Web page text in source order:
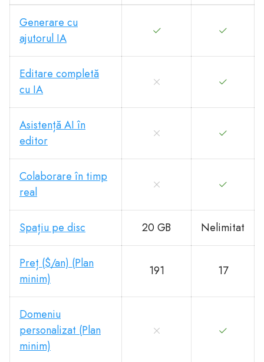
Generare cu
ajutorul IA
Editare completă
cu IA
Asistență AI în
editor
Colaborare în timp
real
Spațiu pe disc 20 GB Nelimitat
Preț ($/an) (Plan
minim)
191 17
Domeniu
personalizat (Plan
minim)